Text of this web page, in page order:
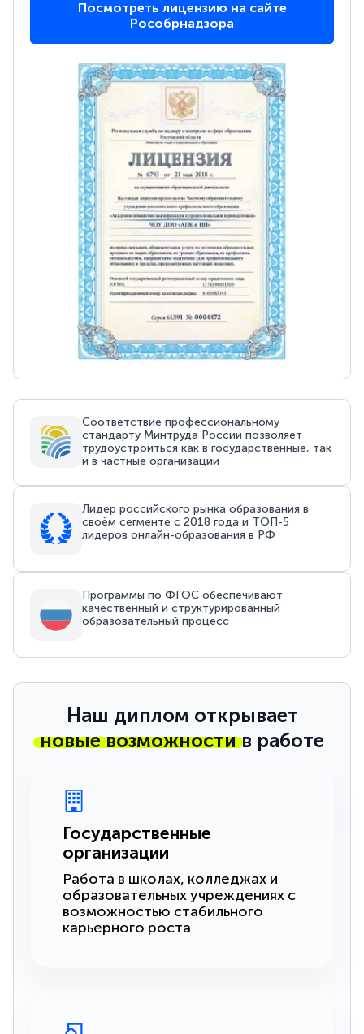
Посмотреть лицензию на сайте
Рособрнадзора
Соответствие профессиональному
стандарту Минтруда России позволяет
трудоустроиться как в государственные, так
и в частные организации
Лидер российского рынка образования в
своём сегменте с 2018 года и ТОП-5
лидеров онлайн-образования в РФ
Программы по ФГОС обеспечивают
качественный и структурированный
образовательный процесс
Наш диплом открывает
новые возможностив работе
Государственные
организации
Работа в школах, колледжах и
образовательных учреждениях с
возможностью стабильного
карьерного роста